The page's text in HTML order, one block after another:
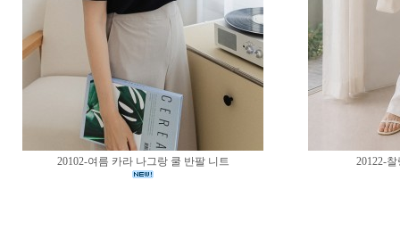
20102-여름 카라 나그랑 쿨 반팔 니트 20122-